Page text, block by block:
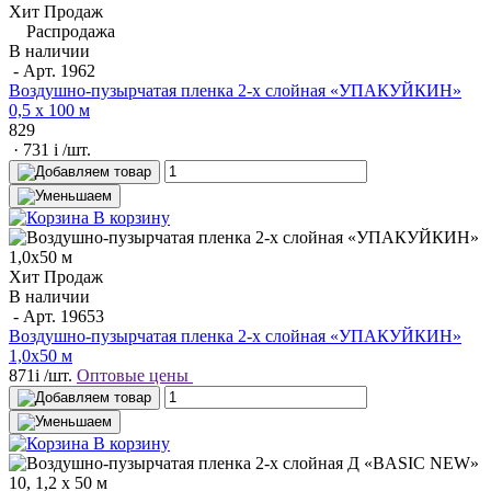
Хит Продаж
Распродажа
В наличии
- Арт. 1962
Воздушно-пузырчатая пленка 2-х слойная «УПАКУЙКИН»
0,5 х 100 м
829
· 731 i /шт.
В корзину
Хит Продаж
В наличии
- Арт. 19653
Воздушно-пузырчатая пленка 2-х слойная «УПАКУЙКИН»
1,0х50 м
871i /шт. Оптовые цены
В корзину